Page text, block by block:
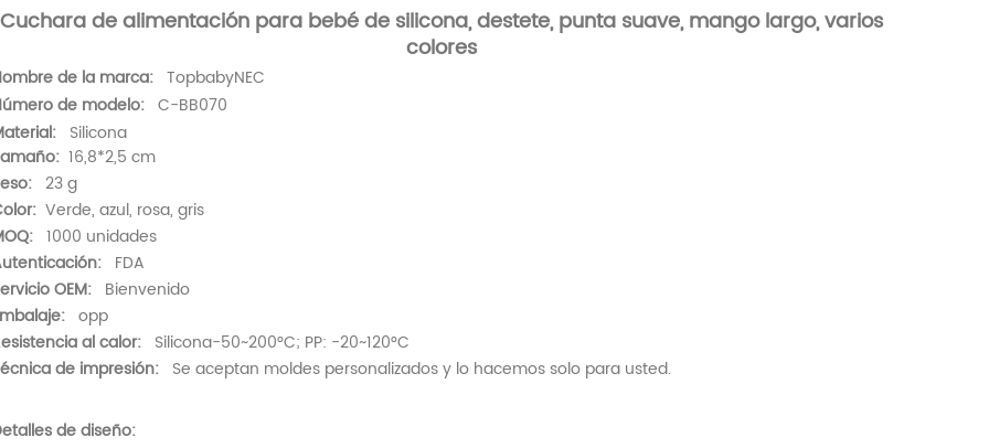
Cuchara de alimentación para bebé de silicona, destete, punta suave, mango largo, varios
colores
de la marca:TopbabyNEC
de modelo: C-BB070
Silicona
16,8*2,5 cm
23 g
Verde, azul, rosa, gris
1000 unidades
FDA
OEM:Bienvenido
opp
al calor:Silicona-50~200°C; PP: -20~120°C
de impresión:Se aceptan moldes personalizados y lo hacemos solo para usted.
de diseño: